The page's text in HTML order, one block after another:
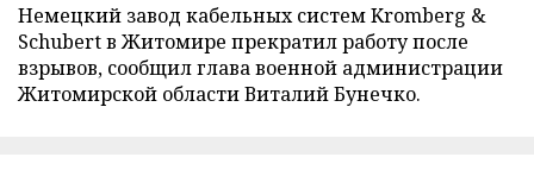
Немецкий завод кабельных систем Kromberg &
Schubert в Житомире прекратил работу после
взрывов, сообщил глава военной администрации
Житомирской области Виталий Бунечко.